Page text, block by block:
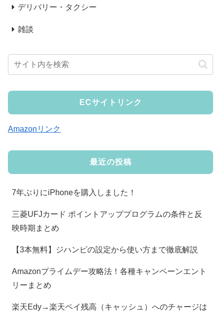
デリバリー・タクシー
雑談
ECサイトリンク
Amazonリンク
最近の投稿
7年ぶりにiPhoneを購入しました！
三菱UFJカード ポイントアッププログラムの条件と反
映時期まとめ
【3本無料】ジハンピの設定から使い方まで徹底解説
Amazonプライムデー攻略法！各種キャンペーンエント
リーまとめ
楽天Edy→楽天ペイ残高（キャッシュ）へのチャージは